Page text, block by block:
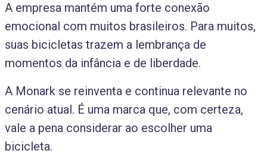
A empresa mantém uma forte conexão
emocional com muitos brasileiros. Para muitos,
suas bicicletas trazem a lembrança de
momentos da infância e de liberdade.
A Monark se reinventa e continua relevante no
cenário atual. É uma marca que, com certeza,
vale a pena considerar ao escolher uma
bicicleta.